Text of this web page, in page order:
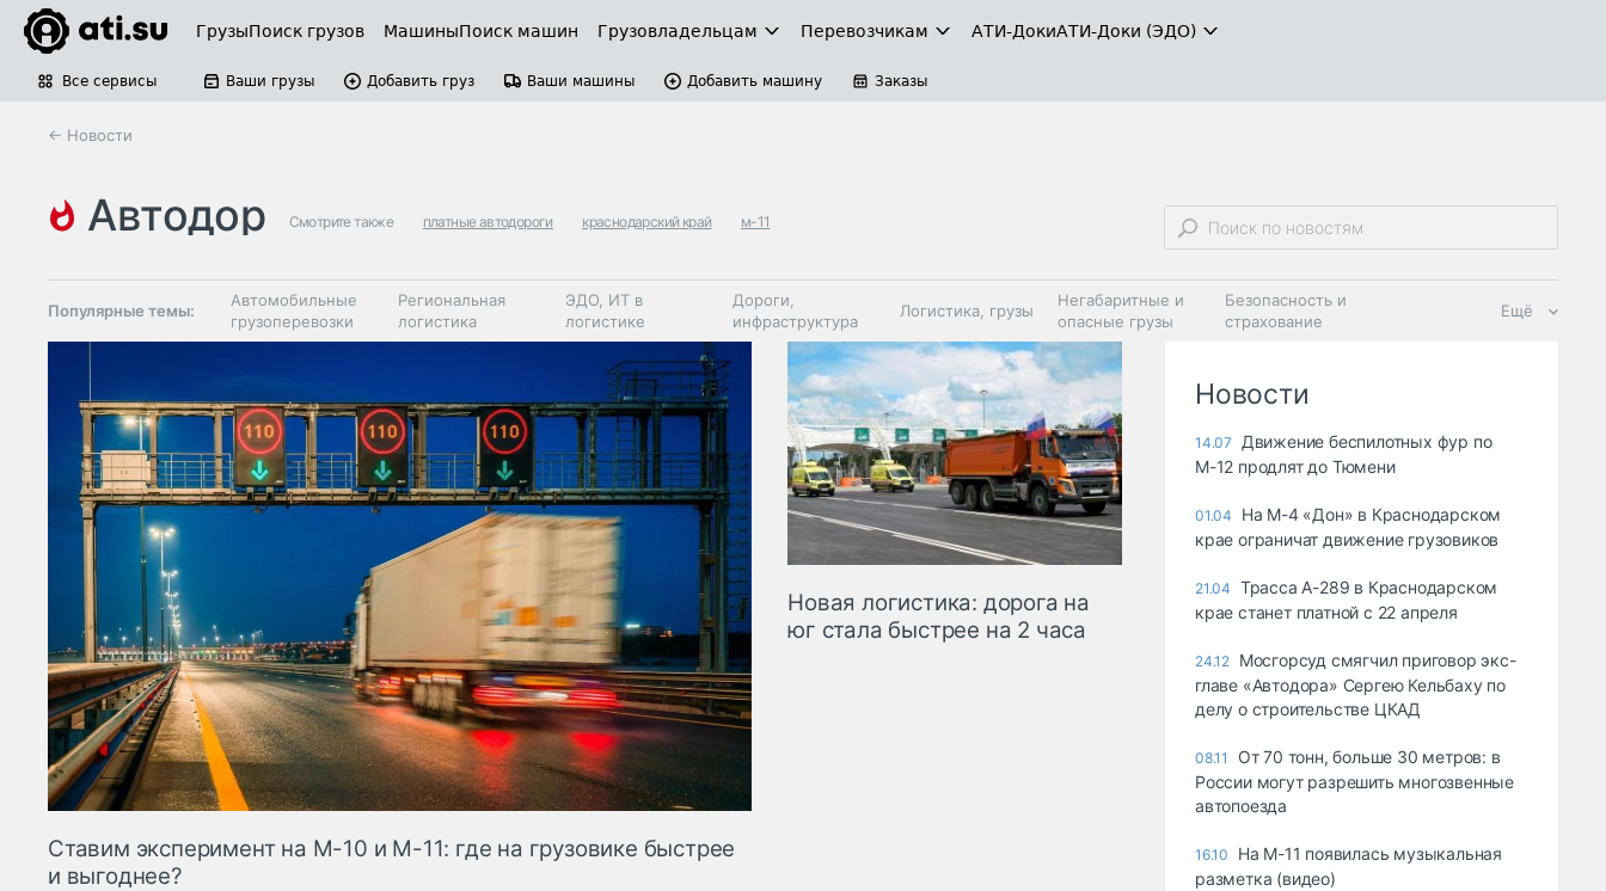
ГрузыПоиск грузов МашиныПоиск машин Грузовладельцам Перевозчикам АТИ-ДокиАТИ-Доки (ЭДО)
Все сервисы Ваши грузы Добавить груз Ваши машины Добавить машину Заказы
← Новости
автодор Смотрите также платные автодороги краснодарский край м-11
Популярные темы:
Автомобильные
грузоперевозки
Региональная
логистика
ЭДО, ИТ в
логистике
Дороги,
инфраструктура
Логистика, грузы
Негабаритные и
опасные грузы
Безопасность и
страхование
Коммерческий
транспорт
Спецтехника
Автосервис,
запчасти, шины
Топливо, масла и
автохимия
Ещё
Ставим эксперимент на М-10 и М-11: где на грузовике быстрее
и выгоднее?
Новая логистика: дорога на
юг стала быстрее на 2 часа
Новости
14.07
Движение беспилотных фур по
М-12 продлят до Тюмени
01.04
На М-4 «Дон» в Краснодарском
крае ограничат движение грузовиков
21.04 Трасса А-289 в Краснодарском
крае станет платной с 22 апреля
24.12 Мосгорсуд смягчил приговор экс-
главе «Автодора» Сергею Кельбаху по
делу о строительстве ЦКАД
08.11
От 70 тонн, больше 30 метров: в
России могут разрешить многозвенные
автопоезда
16.10
На М-11 появилась музыкальная
разметка (видео)